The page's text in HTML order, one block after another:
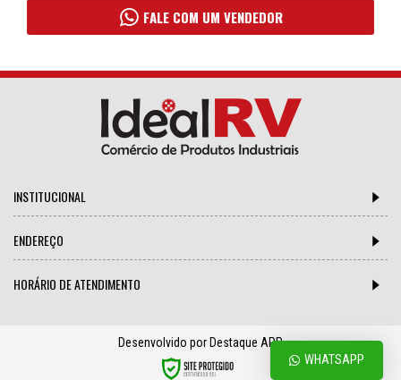
FALE COM UM VENDEDOR
INSTITUCIONAL
ENDEREÇO
HORÁRIO DE ATENDIMENTO
Desenvolvido por Destaque APP
WHATSAPP